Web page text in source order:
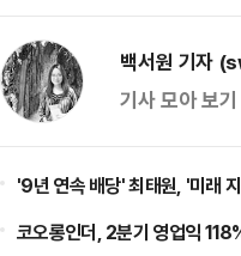
백서원 기자
기사 모아 보
'9년 연속 배당' 최태원, '미래
코오롱인더, 2분기 영업익